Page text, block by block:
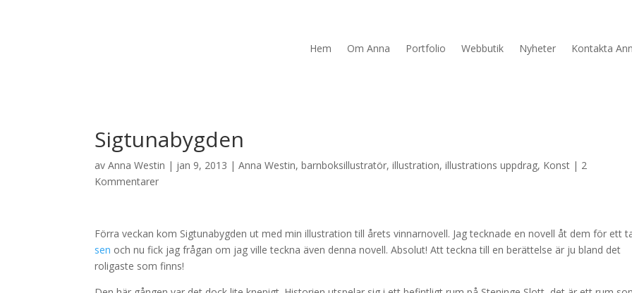
Hem Om Anna Portfolio Webbutik Nyheter Kontakta
Sigtunabygden
avAnna Westin | jan 9, 2013 |Anna Westin,barnboksillustratör,illustration,illustrations uppdrag, Konst | 2
Kommentarer
Förra veckan kom Sigtunabygden ut med min illustration till årets vinnarnovell. Jag tecknade en novell åt dem för ett
sen och nu fick jag frågan om jag ville teckna även denna novell. Absolut! Att teckna till en berättelse är ju bland det
roligaste som finns!